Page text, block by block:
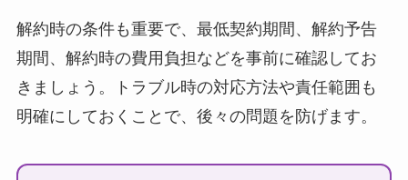
解約時の条件も重要で、最低契約期間、解約予告
期間、解約時の費用負担などを事前に確認してお
きましょう。トラブル時の対応方法や責任範囲も
明確にしておくことで、後々の問題を防げます。